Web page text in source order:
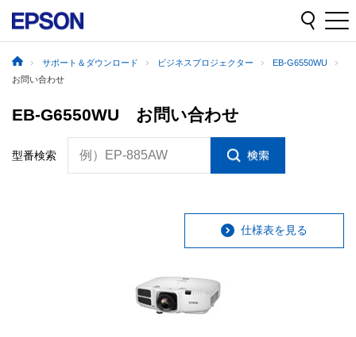
サポート＆ダウンロード ビジネスプロジェクター
EB-G6550WU
お問い合わせ
EB-G6550WU お問い合わせ
型番検索 例）EP-885AW
仕様表を見る